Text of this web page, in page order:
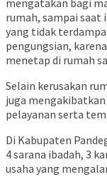
mengatakan bagi
rumah, sampai saat
yang tidak
pengungsian,
menetap di rumah
Selain kerusakan
juga
pelayanan serta
Di Kabupaten
4 sarana ibadah, 3
usaha yang